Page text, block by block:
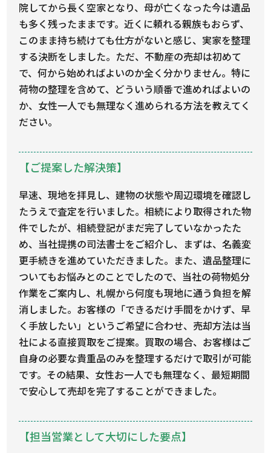
院してから長く空家となり、母が亡くなった今は遺品
も多く残ったままです。近くに頼れる親族もおらず、
このまま持ち続けても仕方がないと感じ、実家を整理
する決断をしました。ただ、不動産の売却は初めて
で、何から始めればよいのか全く分かりません。特に
荷物の整理を含めて、どういう順番で進めればよいの
か、女性一人でも無理なく進められる方法を教えてく
ださい。
【ご提案した解決策】
早速、現地を拝見し、建物の状態や周辺環境を確認し
たうえで査定を行いました。相続により取得された物
件でしたが、相続登記がまだ完了していなかったた
め、当社提携の司法書士をご紹介し、まずは、名義変
更手続きを進めていただきました。また、遺品整理に
ついてもお悩みとのことでしたので、当社の荷物処分
作業をご案内し、札幌から何度も現地に通う負担を解
消しました。お客様の「できるだけ手間をかけず、早
く手放したい」というご希望に合わせ、売却方法は当
社による直接買取をご提案。買取の場合、お客様はご
自身の必要な貴重品のみを整理するだけで取引が可能
です。その結果、女性お一人でも無理なく、最短期間
で安心して売却を完了することができました。
【担当営業として大切にした要点】